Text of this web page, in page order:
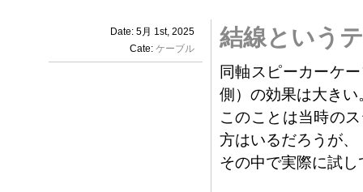
Date: 5月 1st, 2025
Cate: ケーブル 結線という
同軸スピーカーケ
側）の効果は大きい
このことは当時の
方はいるだろうが、
その中で実際に試